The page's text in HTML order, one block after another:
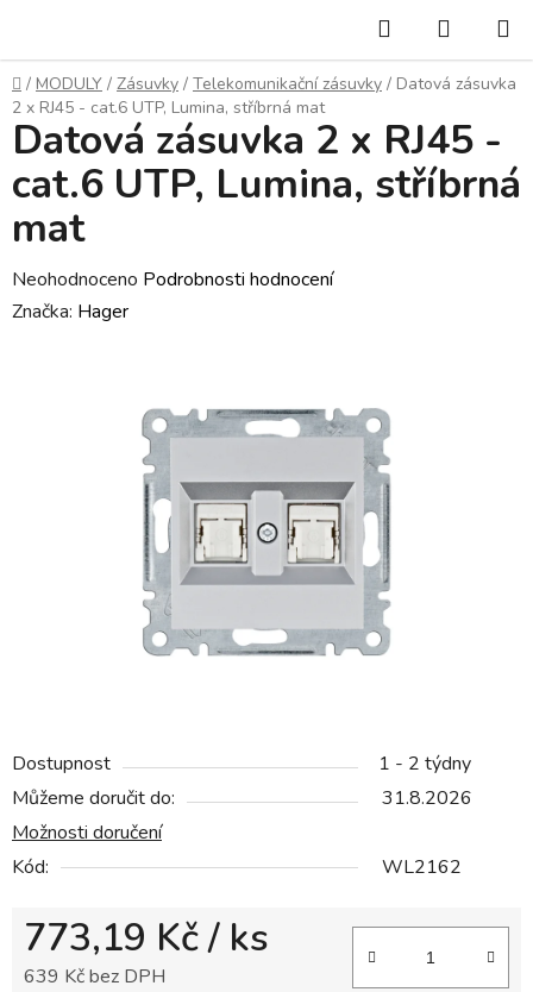
obsah
Hledat
KOŠÍK
Domů
/ MODULY / Zásuvky / Telekomunikační zásuvky / Datová zásuvka
2 x RJ45 - cat.6 UTP, Lumina, stříbrná mat
Dostupnost
1 - 2 týdny
Můžeme doručit do:
31.8.2026
Možnosti doručení
Kód:
WL2162
773,19 Kč/ ks
639 Kč bez DPH
Datová zásuvka 2 x RJ45 -
cat.6 UTP, Lumina, stříbrná
mat
Průměrné
hodnocení
Neohodnoceno Podrobnosti hodnocení
Značka: Hager